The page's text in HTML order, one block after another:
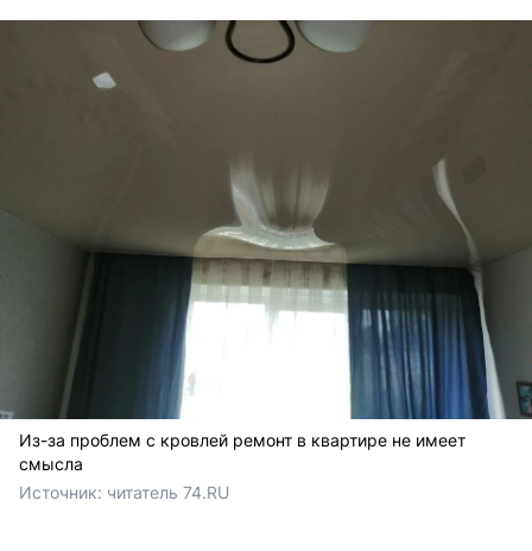
Из-за проблем с кровлей ремонт в квартире не имеет
смысла
Источник: читатель 74.RU